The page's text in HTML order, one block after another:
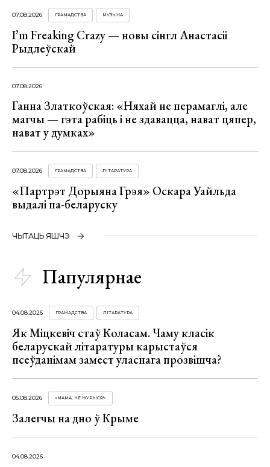
07.08.2026 ГРАМАДСТВА МУЗЫКА
I’m Freaking Crazy — новы сінгл Анастасіі
Рыдлеўскай
07.08.2026
Ганна Златкоўская: «Няхай не перамаглі, але
магчы — гэта рабіць і не здавацца, нават цяпер,
нават у думках»
07.08.2026 ГРАМАДСТВА ЛІТАРАТУРА
«Партрэт Дорыяна Грэя» Оскара Уайльда
выдалі па-беларуску
ЧЫТАЦЬ ЯШЧЭ
Папулярнае
04.08.2026 ГРАМАДСТВА ЛІТАРАТУРА
Як Міцкевіч стаў Коласам. Чаму класік
беларускай літаратуры карыстаўся
псеўданімам замест уласнага прозвішча?
05.08.2026 «МАМА, НЕ ЖУРЫСЯ!»
Залегчы на дно ў Крыме
04.08.2026